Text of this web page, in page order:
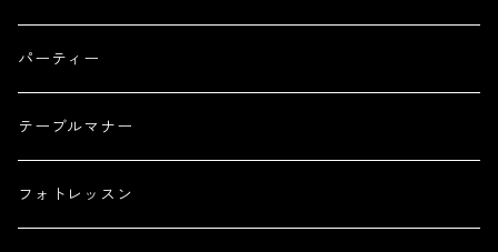
パーティー
テーブルマナー
フォトレッスン